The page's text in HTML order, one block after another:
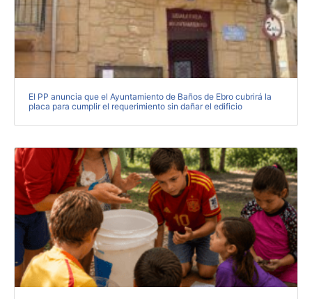
El PP anuncia que el Ayuntamiento de Baños de Ebro cubrirá la
placa para cumplir el requerimiento sin dañar el edificio